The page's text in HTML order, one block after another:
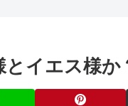
イエス様か